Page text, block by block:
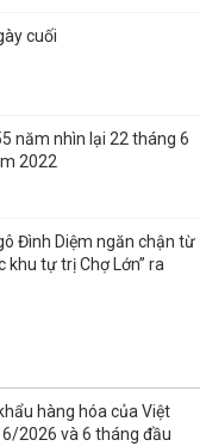
cuối
năm nhìn lại 22 tháng 6
2022
Đình Diệm ngăn chận từ
khu tự trị Chợ Lớn” ra
hàng hóa của Việt
2026 và 6 tháng đầu